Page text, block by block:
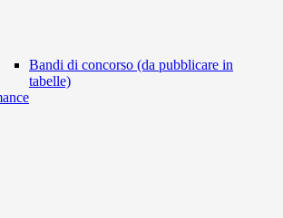
Bandi di concorso (da pubblicare in
tabelle)